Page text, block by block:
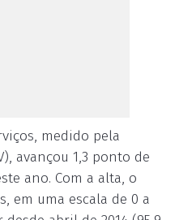
medido pela
avançou 1,3 ponto de
ano. Com a alta, o
em uma escala de 0 a